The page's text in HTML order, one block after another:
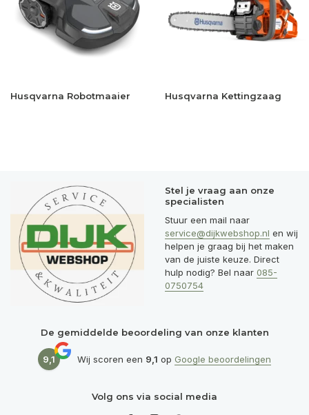
Husqvarna Robotmaaier Husqvarna Kettingzaag
Stel je vraag aan onze
specialisten
Stuur een mail naar
service@dijkwebshop.nl en wij
helpen je graag bij het maken
van de juiste keuze. Direct
hulp nodig? Bel naar 085-
0750754
De gemiddelde beoordeling van onze klanten
9,1 Wij scoren een 9,1 op Google beoordelingen
Volg ons via social media